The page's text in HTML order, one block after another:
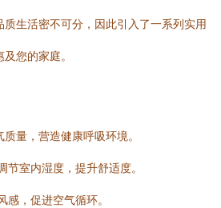
生活密不可分，因此引入了一系列实用
您的家庭。
质量，营造健康呼吸环境。
节室内湿度，提升舒适度。
感，促进空气循环。